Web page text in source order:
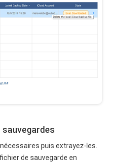
sauvegardes
puis extrayez-les.
de sauvegarde en